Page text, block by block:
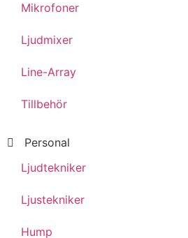
Mikrofoner
Ljudmixer
Line-Array
Tillbehör
Personal
Ljudtekniker
Ljustekniker
Hump